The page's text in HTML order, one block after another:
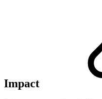
Impact